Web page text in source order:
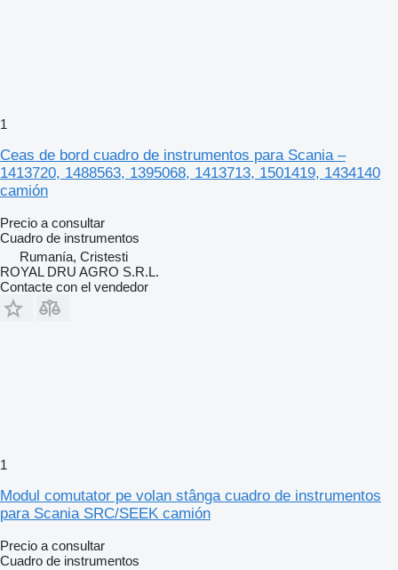
1
Ceas de bord cuadro de instrumentos para Scania –
1413720, 1488563, 1395068, 1413713, 1501419, 1434140
camión
Precio a consultar
Cuadro de instrumentos
Rumanía, Cristesti
ROYAL DRU AGRO S.R.L.
Contacte con el vendedor
1
Modul comutator pe volan stânga cuadro de instrumentos
para Scania SRC/SEEK camión
Precio a consultar
Cuadro de instrumentos